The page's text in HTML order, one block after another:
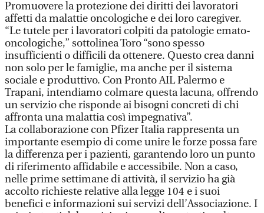
Promuovere la protezione dei diritti dei lavoratori
affetti da malattie oncologiche e dei loro caregiver.
“Le tutele per i lavoratori colpiti da patologie emato-
oncologiche,” sottolinea Toro “sono spesso
insufficienti o difficili da ottenere. Questo crea danni
non solo per le famiglie, ma anche per il sistema
sociale e produttivo. Con Pronto AIL Palermo e
Trapani, intendiamo colmare questa lacuna, offrendo
un servizio che risponde ai bisogni concreti di chi
affronta una malattia così impegnativa”.
La collaborazione con Pfizer Italia rappresenta un
importante esempio di come unire le forze possa fare
la differenza per i pazienti, garantendo loro un punto
di riferimento affidabile e accessibile. Non a caso,
nelle prime settimane di attività, il servizio ha già
accolto richieste relative alla legge 104 e i suoi
benefici e informazioni sui servizi dell’Associazione. I